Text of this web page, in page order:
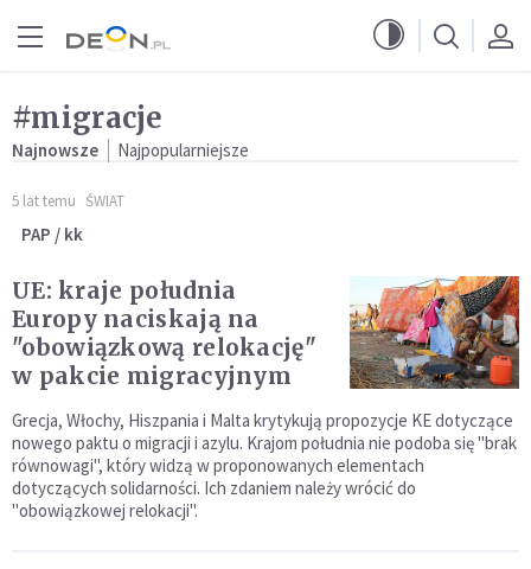
#migracje
Najnowsze Najpopularniejsze
5 lat temu ŚWIAT
PAP / kk
UE: kraje południa
Europy naciskają na
"obowiązkową relokację"
w pakcie migracyjnym
Grecja, Włochy, Hiszpania i Malta krytykują propozycje KE dotyczące
nowego paktu o migracji i azylu. Krajom południa nie podoba się "brak
równowagi", który widzą w proponowanych elementach
dotyczących solidarności. Ich zdaniem należy wrócić do
"obowiązkowej relokacji".